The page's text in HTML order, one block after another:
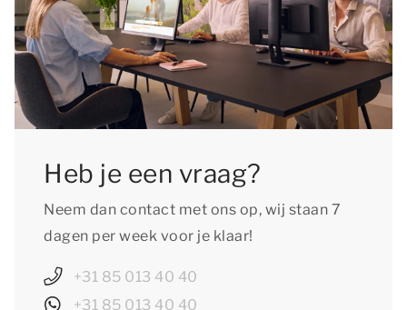
Heb je een vraag?
Neem dan contact met ons op, wij staan 7
dagen per week voor je klaar!
+31 85 013 40 40
+31 85 013 40 40